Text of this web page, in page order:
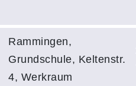
Rammingen,
Grundschule, Keltenstr.
4, Werkraum